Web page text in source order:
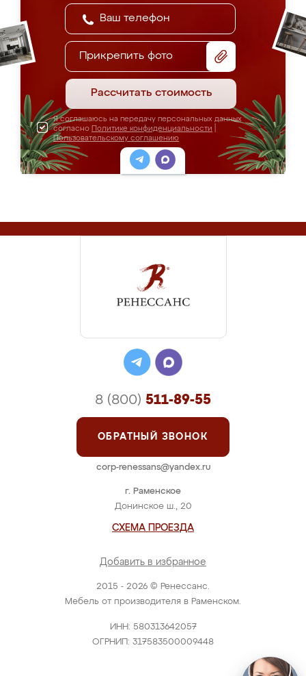
Прикрепить фото
Рассчитать стоимость
Я соглашаюсь на передачу персональных данных
согласно Политике конфиденциальности
Пользовательскому соглашению
2015 - 2026 © Ренессанс.
Мебель от производителя в Раменском.
ИНН: 580313642057
ОГРНИП: 317583500009448
г. Раменское
Донинское ш., 20
СХЕМА ПРОЕЗДА
Добавить в избранное
8 (800) 511-89-55
ОБРАТНЫЙ ЗВОНОК
corp-renessans@yandex.ru